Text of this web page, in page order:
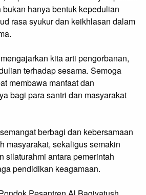
hanya bentuk kepedulian
rasa syukur dan keikhlasan dalam
kita arti pengorbanan,
terhadap sesama. Semoga
membawa manfaat dan
bagi para santri dan masyarakat
berbagi dan kebersamaan
masyarakat, sekaligus semakin
silaturahmi antara pemerintah
pendidikan keagamaan.